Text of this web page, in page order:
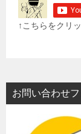
↑こちらをクリ
お問い合わせ